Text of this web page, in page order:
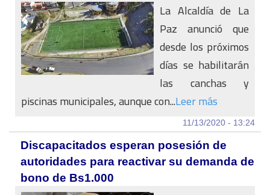
La Alcaldía de La
Paz anunció que
desde los próximos
días se habilitarán
las canchas y
piscinas municipales, aunque con...Leer más
11/13/2020 - 13:24
Discapacitados esperan posesión de
autoridades para reactivar su demanda de
bono de Bs1.000